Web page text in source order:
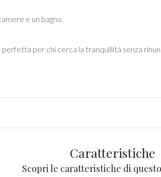
e un bagno.
per chi cerca la tranquillità senza
Caratteristiche
Scopri le caratteristiche di